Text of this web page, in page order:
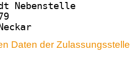
Nebenstelle
Daten der Zulassungsstelle